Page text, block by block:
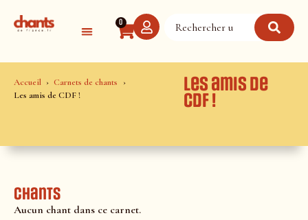
0
Accueil
Carnets de chants
Les amis de CDF !
Les amis de
CDF !
Chants
Aucun chant dans ce carnet.